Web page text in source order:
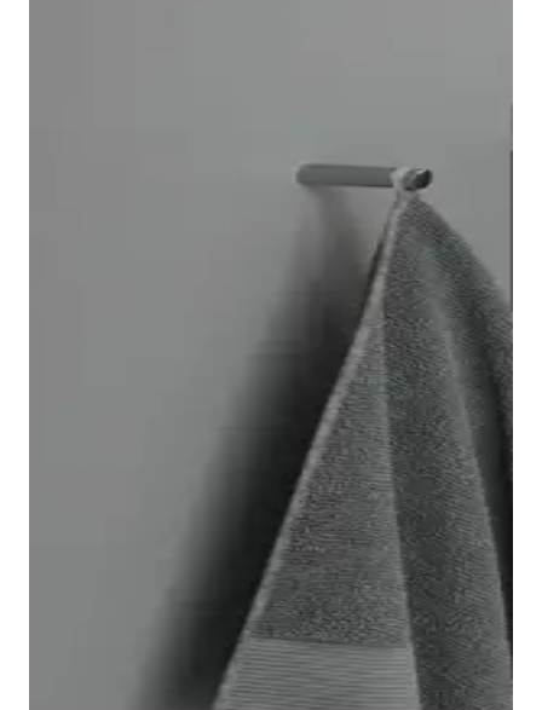
Il vaso sospeso Architec è facile e veloce da installare
grazie al sistema di fissaggio Durafix, che dopo il
montaggio risulta completamente invisibile. Come
optional è possibile dotare il vaso della tecnologia di
®. Inoltre è disponibile
anche un bidet Architec abbinato.
Nella serie Architec troveretesedili adatti a ogni vaso.
Potrete decidere se il sedile debba essere dotato o
meno di chiusura rallentata. Il vantaggio della
chiusura rallentata: basta un leggero tocco e il sedile
si abbassa automaticamente, chiudendosi in modo